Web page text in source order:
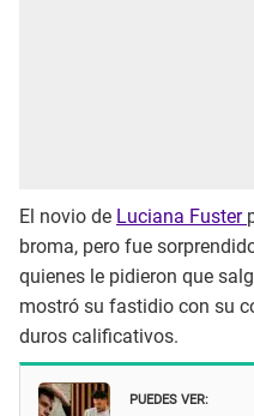
El novio de Luciana Fuster
broma, pero fue
quienes le pidieron que
mostró su fastidio con su
duros calificativos.
PUEDES VER: